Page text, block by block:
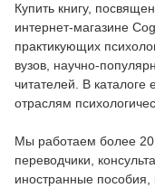
Купить книгу,
интернет-магазине
практикующих
вузов, научно-
читателей. В каталоге
отраслям
Мы работаем более 20
переводчики,
иностранные пособия,